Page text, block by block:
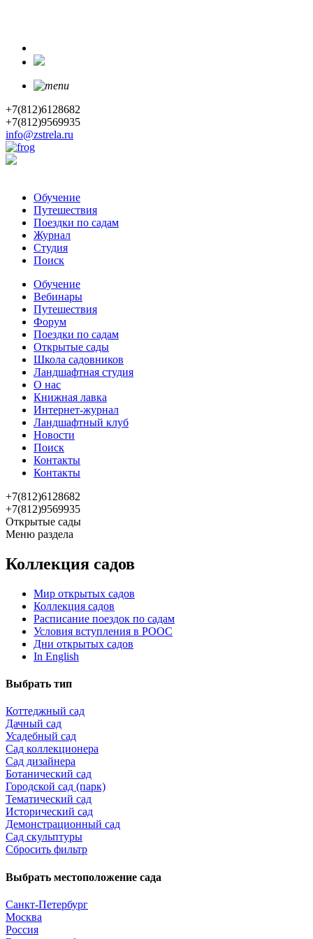
+7(812)6128682
+7(812)9569935
info@zstrela.ru
Обучение
Путешествия
Поездки по садам
Журнал
Студия
Поиск
Обучение
Вебинары
Путешествия
Форум
Поездки по садам
Открытые сады
Школа садовников
Ландшафтная студия
О нас
Книжная лавка
Интернет-журнал
Ландшафтный клуб
Новости
Поиск
Контакты
Контакты
+7(812)6128682
+7(812)9569935
Открытые сады
Меню раздела
Коллекция садов
Мир открытых садов
Коллекция садов
Расписание поездок по садам
Условия вступления в РООС
Дни открытых садов
In English
Выбрать тип
Коттеджный сад
Дачный сад
Усадебный сад
Сад коллекционера
Сад дизайнера
Ботанический сад
Городской сад (парк)
Тематический сад
Исторический сад
Демонстрационный сад
Сад скульптуры
Сбросить фильтр
Выбрать местоположение сада
Санкт-Петербург
Москва
Россия